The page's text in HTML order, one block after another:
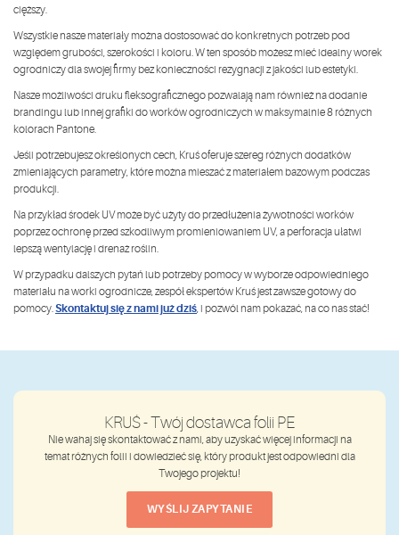
cięższy.
Wszystkie nasze materiały można dostosować do konkretnych potrzeb pod
względem grubości, szerokości i koloru. W ten sposób możesz mieć idealny worek
ogrodniczy dla swojej firmy bez konieczności rezygnacji z jakości lub estetyki.
Nasze możliwości druku fleksograficznego pozwalają nam również na dodanie
brandingu lub innej grafiki do worków ogrodniczych w maksymalnie 8 różnych
kolorach Pantone.
Jeśli potrzebujesz określonych cech, Kruś oferuje szereg różnych dodatków
zmieniających parametry, które można mieszać z materiałem bazowym podczas
produkcji.
Na przykład środek UV może być użyty do przedłużenia żywotności worków
poprzez ochronę przed szkodliwym promieniowaniem UV, a perforacja ułatwi
lepszą wentylację i drenaż roślin.
W przypadku dalszych pytań lub potrzeby pomocy w wyborze odpowiedniego
materiału na worki ogrodnicze, zespół ekspertów Kruś jest zawsze gotowy do
pomocy.Skontaktuj się z nami już dziś, i pozwól nam pokazać, na co nas stać!
KRUŚ - Twój dostawca folii PE
Nie wahaj się skontaktować z nami, aby uzyskać więcej informacji na
temat różnych folii i dowiedzieć się, który produkt jest odpowiedni dla
Twojego projektu!
WYŚLIJ ZAPYTANIE